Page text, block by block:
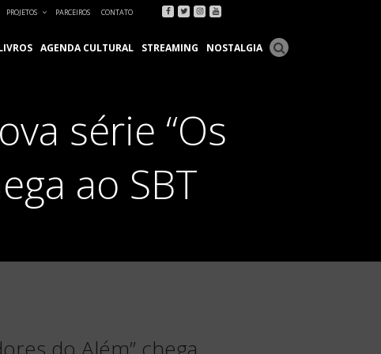
PROJETOS PARCEIROS CONTATO Facebook
Twitter
Instagram
Youtube
AGENDA CULTURAL STREAMING NOSTALGIA
série “Os
ao SBT
do Além” chega